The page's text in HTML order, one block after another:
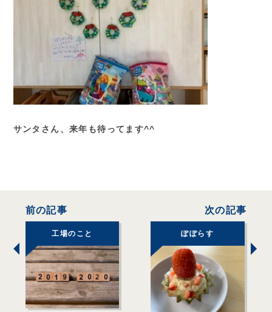
サンタさん、来年も待ってます^^
前の記事
工場のこと
次の記事
ぽぽらす